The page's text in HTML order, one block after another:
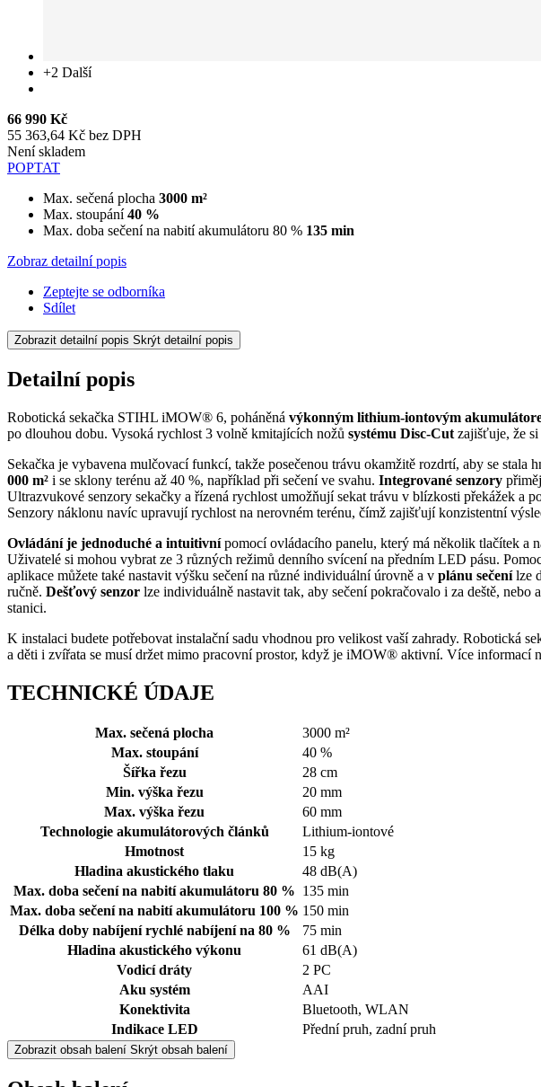
+2 Další
66 990 Kč
55 363,64 Kč bez DPH
Není skladem
POPTAT
Max. sečená plocha 3000 m²
Max. stoupání 40 %
Max. doba sečení na nabití akumulátoru 80 % 135 min
Zobraz detailní popis
Zeptejte se odborníka
Sdílet
Zobrazit detailní popis Skrýt detailní popis
Detailní popis
Robotická sekačka STIHL iMOW® 6, poháněná výkonným lithium-iontovým
po dlouhou dobu. Vysoká rychlost 3 volně kmitajících nožů systému Disc-Cut zajišťuje, že
Sekačka je vybavena mulčovací funkcí, takže posečenou trávu okamžitě rozdrtí, aby se
000 m² i se sklony terénu až 40 %, například při sečení ve svahu. Integrované senzory
Ultrazvukové senzory sekačky a řízená rychlost umožňují sekat trávu v blízkosti překážek a
Senzory náklonu navíc upravují rychlost na nerovném terénu, čímž zajišťují konzistentní
Ovládání je jednoduché a intuitivnípomocí ovládacího panelu, který má několik tlačítek a
Uživatelé si mohou vybrat ze 3 různých režimů denního svícení na předním LED pásu.
aplikace můžete také nastavit výšku sečení na různé individuální úrovně a v plánu sečenílze
ručně. Dešťový senzor lze individuálně nastavit tak, aby sečení pokračovalo i za deště,
stanici.
K instalaci budete potřebovat instalační sadu vhodnou pro velikost vaší zahrady. Robotická
a děti i zvířata se musí držet mimo pracovní prostor, když je iMOW® aktivní. Více informací
TECHNICKÉ ÚDAJE
Max. sečená plocha
3000 m²
Max. stoupání
40 %
Šířka řezu
28 cm
Min. výška řezu
20 mm
Max. výška řezu
60 mm
Technologie akumulátorových článků
Lithium-iontové
Hmotnost
15 kg
Hladina akustického tlaku
48 dB(A)
Max. doba sečení na nabití akumulátoru 80 % 135 min
Max. doba sečení na nabití akumulátoru 100 % 150 min
Délka doby nabíjení rychlé nabíjení na 80 %
75 min
Hladina akustického výkonu
61 dB(A)
Vodicí dráty
2 PC
Aku systém
AAI
Konektivita
Bluetooth, WLAN
Indikace LED
Přední pruh, zadní pruh
Zobrazit obsah balení Skrýt obsah balení